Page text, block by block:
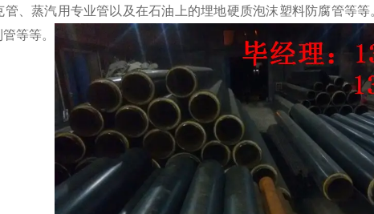
、蒸汽用专业管以及在石油上的埋地硬质泡沫塑料防腐管等
等等。